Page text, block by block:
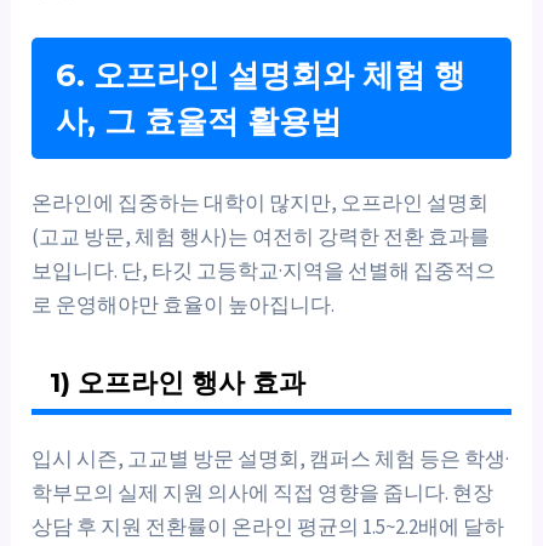
6. 오프라인 설명회와 체험 행
사, 그 효율적 활용법
온라인에 집중하는 대학이 많지만, 오프라인 설명회
(고교 방문, 체험 행사)는 여전히 강력한 전환 효과를
보입니다. 단, 타깃 고등학교·지역을 선별해 집중적으
로 운영해야만 효율이 높아집니다.
1) 오프라인 행사 효과
입시 시즌, 고교별 방문 설명회, 캠퍼스 체험 등은 학생·
학부모의 실제 지원 의사에 직접 영향을 줍니다. 현장
상담 후 지원 전환률이 온라인 평균의 1.5~2.2배에 달하